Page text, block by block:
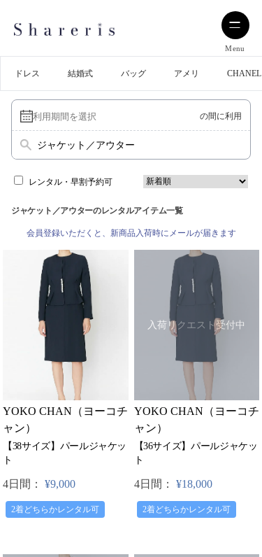
Menu
ドレス 結婚式 バッグ アメリ CHANEL
の間に利用
ジャケット／アウター
レンタル・早割予約可
ジャケット／アウターのレンタルアイテム一覧
会員登録いただくと、新商品入荷時にメールが届きます
YOKO CHAN（ヨーコチ
ャン）
【38サイズ】パールジャケッ
ト
4日間： ¥9,000
2着どちらかレンタル可
入荷リクエスト受付中
YOKO CHAN（ヨーコチ
ャン）
【36サイズ】パールジャケッ
ト
4日間： ¥18,000
2着どちらかレンタル可